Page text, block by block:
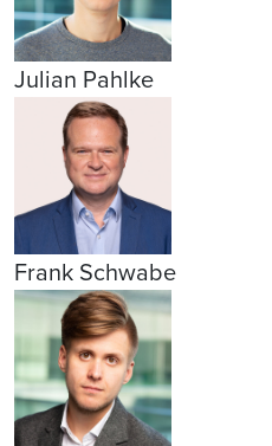
Julian Pahlke
Frank Schwabe